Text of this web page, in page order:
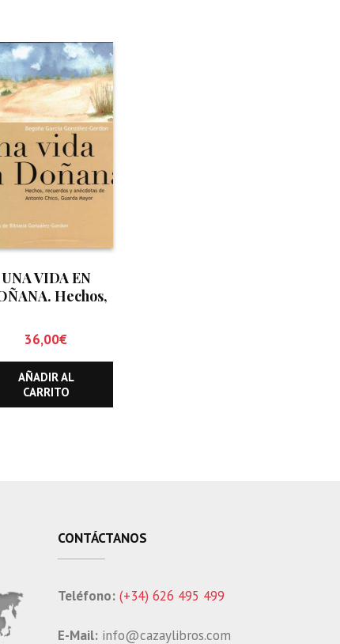
UNA VIDA EN
Hechos,
anécdotas de
Antonio Chico.
Guarda Mayor
36,00€
AÑADIR AL
CARRITO
CONTÁCTANOS
Teléfono: (+34) 626 495 499
E-Mail: info@cazaylibros.com